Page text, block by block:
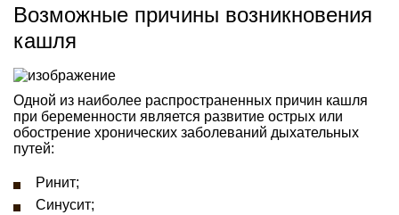
Возможные причины возникновения
кашля
Одной из наиболее распространенных причин кашля
при беременности является развитие острых или
обострение хронических заболеваний дыхательных
путей:
Ринит;
Синусит;